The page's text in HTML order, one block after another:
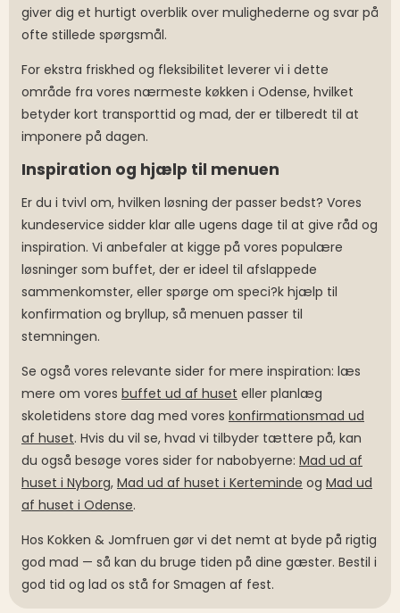
giver dig et hurtigt overblik over mulighederne og svar på
ofte stillede spørgsmål.
For ekstra friskhed og fleksibilitet leverer vi i dette
område fra vores nærmeste køkken i Odense, hvilket
betyder kort transporttid og mad, der er tilberedt til at
imponere på dagen.
Inspiration og hjælp til menuen
Er du i tvivl om, hvilken løsning der passer bedst? Vores
kundeservice sidder klar alle ugens dage til at give råd og
inspiration. Vi anbefaler at kigge på vores populære
løsninger som buffet, der er ideel til afslappede
sammenkomster, eller spørge om speci?k hjælp til
konfirmation og bryllup, så menuen passer til
stemningen.
Se også vores relevante sider for mere inspiration: læs
mere om vores buffet ud af huset eller planlæg
skoletidens store dag med vores konfirmationsmad ud
af huset. Hvis du vil se, hvad vi tilbyder tættere på, kan
du også besøge vores sider for nabobyerne: Mad ud af
huset i Nyborg, Mad ud af huset i Kerteminde og Mad ud
af huset i Odense.
Hos Kokken & Jomfruen gør vi det nemt at byde på rigtig
god mad — så kan du bruge tiden på dine gæster. Bestil i
god tid og lad os stå for Smagen af fest.